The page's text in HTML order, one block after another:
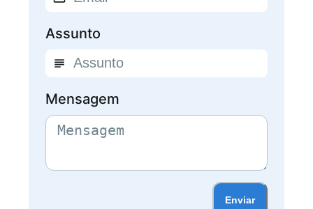
Assunto
Mensagem
Enviar